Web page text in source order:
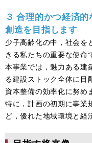
３ 合理的かつ経済
創造を目指します
少子高齢化の中，社会を
きる私たちの重要な使命
本事業では，魅力ある建
る建設ストック全体に目
資本整備の効率化に努め
特に，計画の初期に事業
ど，優れた地域環境と経